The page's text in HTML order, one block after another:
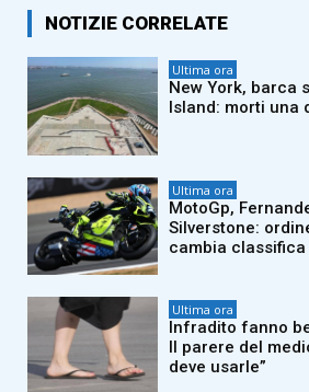
NOTIZIE CORRELATE
Ultima ora
New York, barca
Island: morti una
Ultima ora
MotoGp,
Silverstone:
cambia
Ultima ora
Infradito fanno
Il parere del
deve usarle”